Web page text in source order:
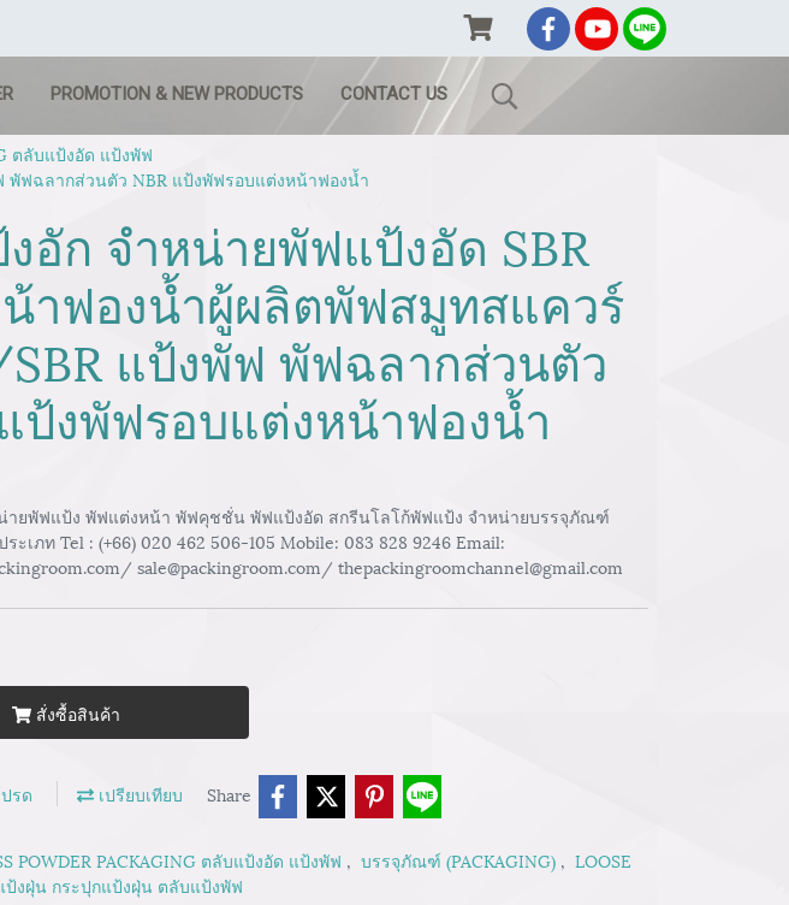
PROMOTION & NEW PRODUCTS CONTACT US
ตลับแป้งอัด แป้งพัฟ
ฟฉลากส่วนตัว NBR แป้งพัฟรอบแต่งหน้าฟองน้ำ
อัก จำหน่ายพัฟแป้งอัด SBR
าฟองน้ำผู้ผลิตพัฟสมูทสแควร์
แป้งพัฟ พัฟฉลากส่วนตัว
ป้งพัฟรอบแต่งหน้าฟองน้ำ
ายพัฟแป้ง พัฟแต่งหน้า พัฟคุชชั่น พัฟแป้งอัด สกรีนโลโก้พัฟแป้ง จำหน่ายบรรจุภัณฑ์
ระเภท Tel : (+66) 020 462 506-105 Mobile: 083 828 9246 Email:
sale@packingroom.com/ thepackingroomchannel@gmail.com
สั่งซื้อสินค้า
รด เปรียบเทียบ Share
POWDER PACKAGING ตลับแป้งอัด แป้งพัฟ , บรรจุภัณฑ์ (PACKAGING) , LOOSE
ป้งฝุ่น กระปุกแป้งฝุ่น ตลับแป้งพัฟ